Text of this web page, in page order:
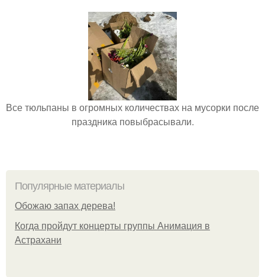
Все тюльпаны в огромных количествах на мусорки после
праздника повыбрасывали.
Популярные материалы
Обожaю зaпах деpева!
Когда пройдут концерты группы Анимация в
Астрахани